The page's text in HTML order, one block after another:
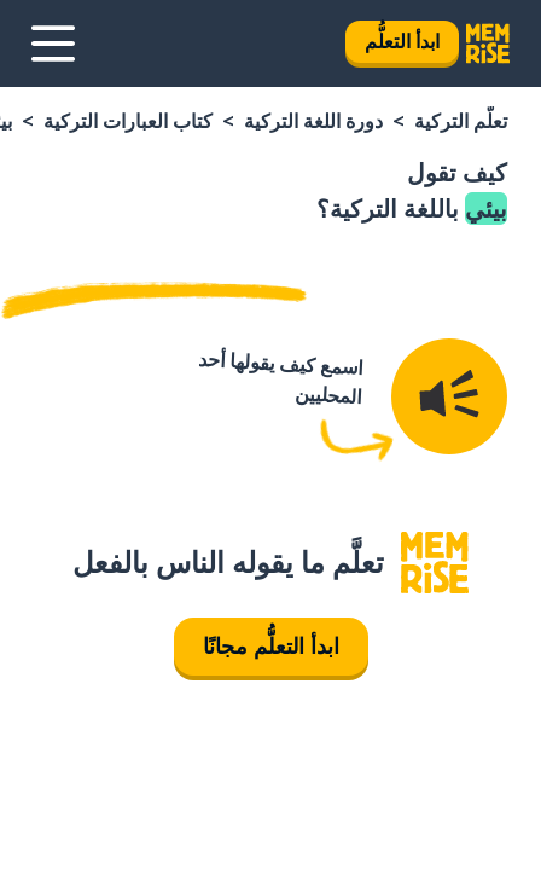
ابدأ التعلُّم
تعلَّم التركية دورة اللغة التركية كتاب العبارات التركية
كيف تقول
بيئي باللغة التركية؟
اسمع كيف يقولها أحد
المحليين
تعلَّم ما يقوله الناس بالفعل
ابدأ التعلُّم مجانًا